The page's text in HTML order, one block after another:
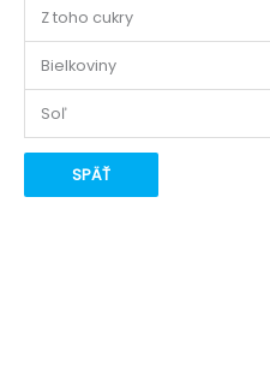
Z toho cukry
Bielkoviny
Soľ
SPÄŤ